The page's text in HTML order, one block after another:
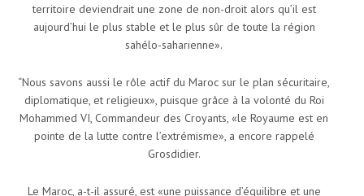
territoire deviendrait une zone de non-droit alors qu’il est
aujourd’hui le plus stable et le plus sûr de toute la région
sahélo-saharienne».
“Nous savons aussi le rôle actif du Maroc sur le plan sécuritaire,
diplomatique, et religieux», puisque grâce à la volonté du Roi
Mohammed VI, Commandeur des Croyants, «le Royaume est en
pointe de la lutte contre l’extrémisme», a encore rappelé
Grosdidier.
Le Maroc, a-t-il assuré, est «une puissance d’équilibre et une